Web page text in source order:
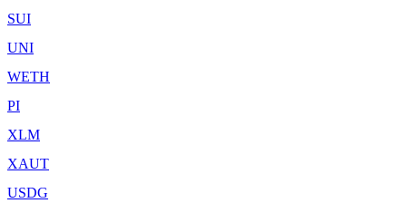
SUI
UNI
WETH
PI
XLM
XAUT
USDG